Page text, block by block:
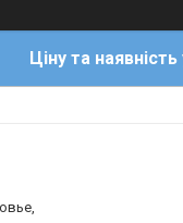
Ціну та